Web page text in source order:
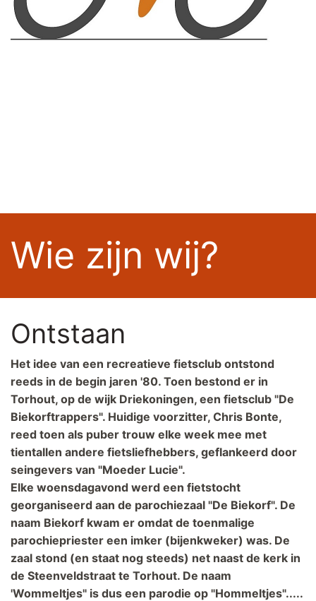
Wie zijn wij?
Ontstaan
Het idee van een recreatieve fietsclub ontstond
reeds in de begin jaren '80. Toen bestond er in
Torhout, op de wijk Driekoningen, een fietsclub "De
Biekorftrappers". Huidige voorzitter, Chris Bonte,
reed toen als puber trouw elke week mee met
tientallen andere fietsliefhebbers, geflankeerd door
seingevers van "Moeder Lucie".
Elke woensdagavond werd een fietstocht
georganiseerd aan de parochiezaal "De Biekorf". De
naam Biekorf kwam er omdat de toenmalige
parochiepriester een imker (bijenkweker) was. De
zaal stond (en staat nog steeds) net naast de kerk in
de Steenveldstraat te Torhout. De naam
'Wommeltjes" is dus een parodie op "Hommeltjes".....